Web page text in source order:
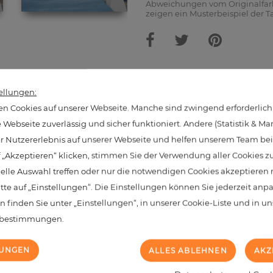
Abweichungen vom
zeigen ein Musterbeispiel der
Produkte aus dieser
NEU
Cookies auf unserer Webseite. Manche sind zwingend
zuverlässig und sicher funktioniert. Andere (Statistik &
Nutzererlebnis auf unserer Webseite und helfen unserem Team
„Akzeptieren“ klicken, stimmen Sie der Verwendung aller Cookies
Auswahl treffen oder nur die notwendigen Cookies akzeptieren
auf „Einstellungen“. Die Einstellungen können Sie jederzeit
finden Sie unter „Einstellungen“, in unserer Cookie-Liste und in
ALLES ABLEHNEN